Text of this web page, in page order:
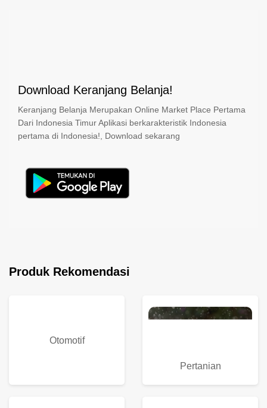
Download Keranjang Belanja!
Keranjang Belanja Merupakan Online Market Place Pertama
Dari Indonesia Timur Aplikasi berkarakteristik Indonesia
pertama di Indonesia!, Download sekarang
Produk Rekomendasi
Otomotif
Pertanian